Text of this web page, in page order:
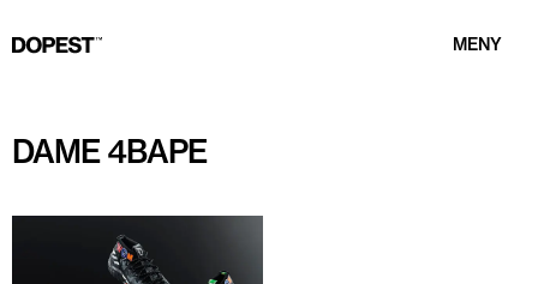
MENY
DAME 4BAPE